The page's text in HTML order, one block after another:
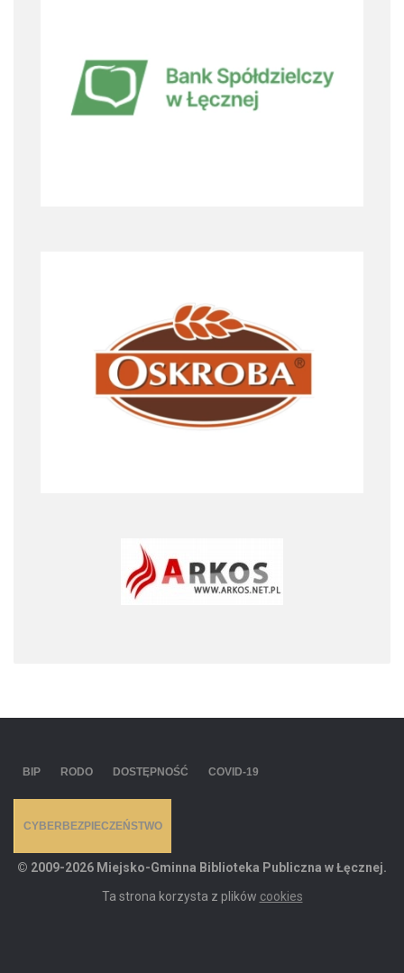
BIP RODO DOSTĘPNOŚĆ COVID-19
CYBERBEZPIECZEŃSTWO
© 2009-2026 Miejsko-Gminna Biblioteka Publiczna w Łęcznej.
Ta strona korzysta z plików cookies